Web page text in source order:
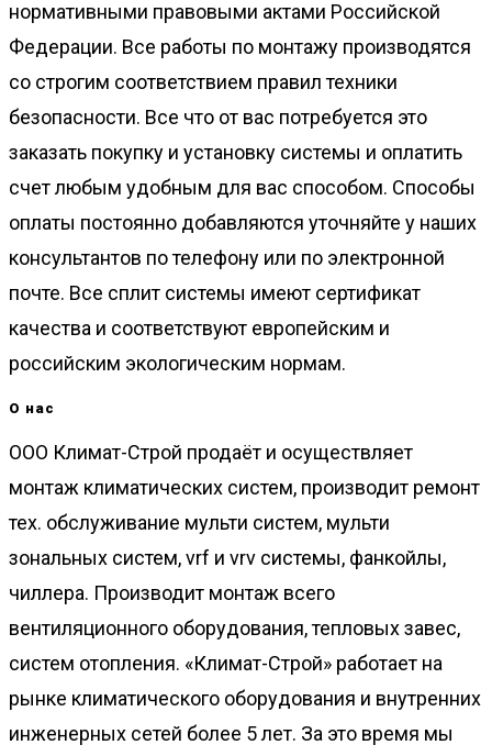
нормативными правовыми актами Российской
Федерации. Все работы по монтажу производятся
со строгим соответствием правил техники
безопасности. Все что от вас потребуется это
заказать покупку и установку системы и оплатить
счет любым удобным для вас способом. Способы
оплаты постоянно добавляются уточняйте у наших
консультантов по телефону или по электронной
почте. Все сплит системы имеют сертификат
качества и соответствуют европейским и
российским экологическим нормам.
О нас
ООО Климат-Строй продаёт и осуществляет
монтаж климатических систем, производит ремонт
тех. обслуживание мульти систем, мульти
зональных систем, vrf и vrv системы, фанкойлы,
чиллера. Производит монтаж всего
вентиляционного оборудования, тепловых завес,
систем отопления. «Климат-Строй» работает на
рынке климатического оборудования и внутренних
инженерных сетей более 5 лет. За это время мы